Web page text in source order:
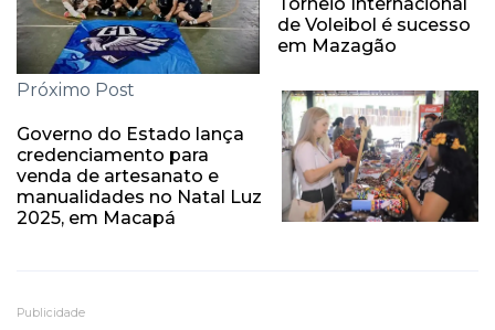
de Voleibol é sucesso
em Mazagão
Próximo Post
Governo do Estado lança
credenciamento para
venda de artesanato e
manualidades no Natal Luz
2025, em Macapá
Publicidade